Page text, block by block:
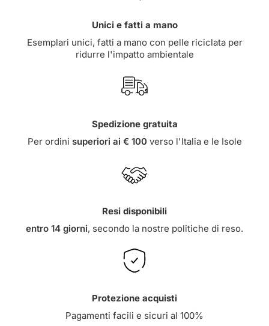
Unici e fatti a mano
Esemplari unici, fatti a mano con pelle riciclata per
ridurre l'impatto ambientale
Spedizione gratuita
Per ordini superiori ai € 100verso l'Italia e le Isole
Resi disponibili
entro 14 giorni, secondo la nostre politiche di reso.
Protezione acquisti
Pagamenti facili e sicuri al 100%